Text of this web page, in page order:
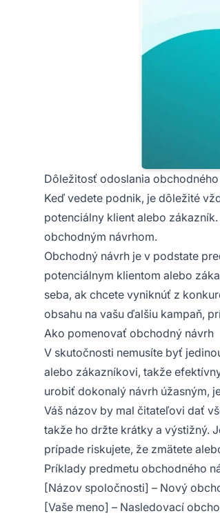
Dôležitosť odoslania
Keď vedete podnik, je dôležité
potenciálny klient alebo
obchodným návrhom.
Obchodný návrh je v podstate
potenciálnym klientom alebo
seba, ak chcete vyniknúť z
obsahu na vašu ďalšiu kampaň,
Ako pomenovať obchodný návrh
V skutočnosti nemusíte byť
alebo zákazníkovi, takže
urobiť dokonalý návrh úžasným,
Váš názov by mal čitateľovi dať
takže ho držte krátky a výstižný.
prípade riskujete, že zmätete
Príklady predmetu obchodného
[Názov spoločnosti] – Nový
[Vaše meno] – Nasledovací